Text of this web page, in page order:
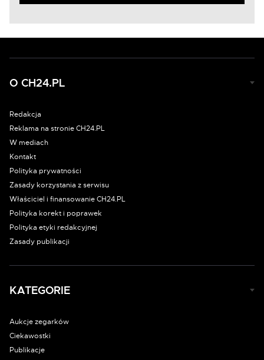
O CH24.PL
Redakcja
Reklama na stronie CH24.PL
W mediach
Kontakt
Polityka prywatności
Zasady korzystania z serwisu
Właściciel i finansowanie CH24.PL
Polityka korekt i poprawek
Polityka etyki redakcyjnej
Zasady publikacji
KATEGORIE
Aukcje zegarków
Ciekawostki
Publikacje